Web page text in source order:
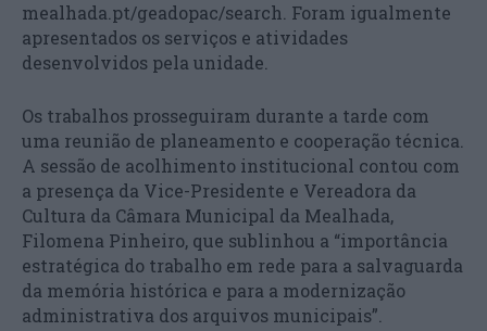
mealhada.pt/geadopac/search. Foram igualmente
apresentados os serviços e atividades
desenvolvidos pela unidade.
Os trabalhos prosseguiram durante a tarde com
uma reunião de planeamento e cooperação técnica.
A sessão de acolhimento institucional contou com
a presença da Vice-Presidente e Vereadora da
Cultura da Câmara Municipal da Mealhada,
Filomena Pinheiro, que sublinhou a “importância
estratégica do trabalho em rede para a salvaguarda
da memória histórica e para a modernização
administrativa dos arquivos municipais”.